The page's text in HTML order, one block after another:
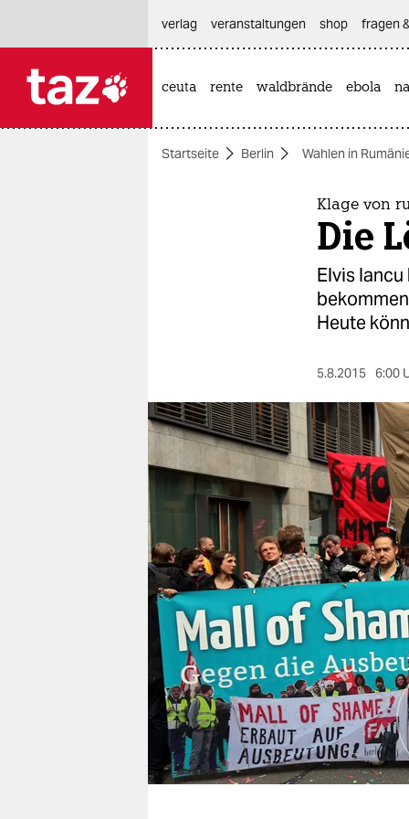
themen
berlin
nord
wahrheit
verlag
verlag
veranstaltungen
shop
fragen & hilfe
unterstützen
abo
genossenschaft
verlag
veranstaltungen shop fragen
ceuta rente waldbrände ebola
Startseite Berlin Wahlen in
Klage von
Die
Elvis
Heute
5.8.2015 6:00